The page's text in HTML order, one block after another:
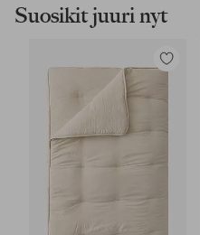
Suosikit juuri nyt
Lisää